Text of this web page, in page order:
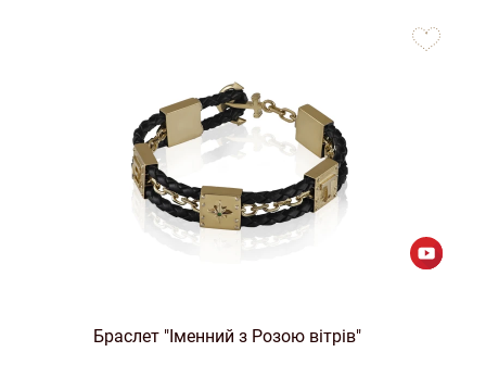
Браслет "Іменний з Розою вітрів"
favorites